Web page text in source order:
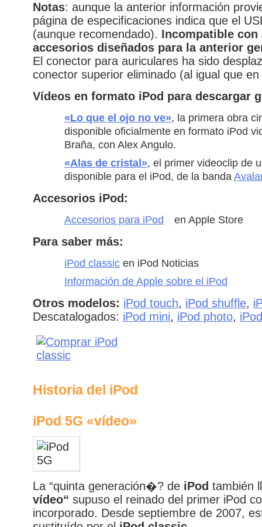
Notas: aunque la anterior información
página de especificaciones indica que el
(aunque recomendado). Incompatible con
accesorios diseñados para la anterior
El conector para auriculares ha sido
conector superior eliminado (al igual que
Vídeos en formato iPod para descargar
«Lo que el ojo no ve», la primera obra
disponible oficialmente en formato iPod
Braña, con Alex Angulo.
«Alas de cristal», el primer videoclip de
disponible para el iPod, de la banda
Accesorios iPod:
Accesorios para iPod en Apple Store
Para saber más:
iPod classic en iPod Noticias
Información de Apple sobre el iPod
Otros modelos: iPod touch, iPod shuffle,
Descatalogados: iPod mini, iPod photo,
Historia del iPod
iPod 5G «vídeo»
La “quinta generación�? de iPod también
vídeo“ supuso el reinado del primer iPod
incorporado. Desde septiembre de 2007,